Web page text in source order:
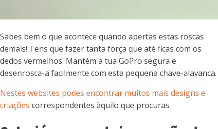
Sabes bem o que acontece quando apertas estas roscas
demais! Tens que fazer tanta força que até ficas com os
dedos vermelhos. Mantém a tua GoPro segura e
desenrosca-a facilmente com esta pequena chave-alavanca.
Nestes websites podes encontrar muitos mais designs e
criações correspondentes àquilo que procuras.